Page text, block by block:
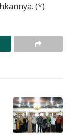
(*)